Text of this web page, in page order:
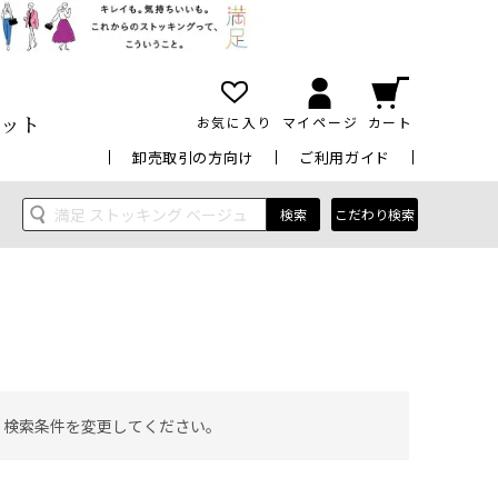
ト お気に入り マイページ カート
卸売取引の方向け ご利用ガイド
検索 こだわり検索
索条件を変更してください。